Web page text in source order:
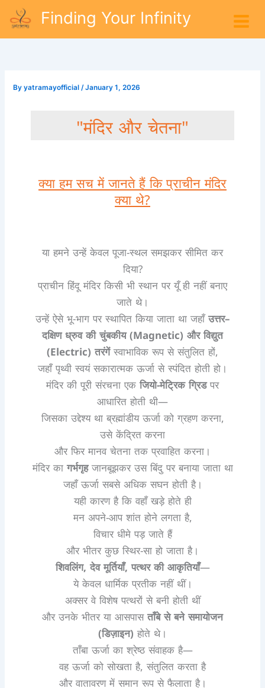
Finding Your Infinity
Byyatramayofficial/January 1, 2026
"मंदिर और चेतना"
क्या हम सच में जानते हैं कि प्राचीन मंदिर
क्या थे?
या हमने उन्हें केवल पूजा-स्थल समझकर सीमित कर
दिया?
प्राचीन हिंदू मंदिर किसी भी स्थान पर यूँ ही नहीं बनाए
जाते थे।
उन्हें ऐसे भू-भाग पर स्थापित किया जाता था जहाँउत्तर–
दक्षिण ध्रुव की चुंबकीय (Magnetic) और विद्युत
(Electric) तरंगेंस्वाभाविक रूप से संतुलित हों,
जहाँ पृथ्वी स्वयं सकारात्मक ऊर्जा से स्पंदित होती हो।
मंदिर की पूरी संरचना एकजियो-मेट्रिक ग्रिडपर
आधारित होती थी—
जिसका उद्देश्य था ब्रह्मांडीय ऊर्जा को ग्रहण करना,
उसे केंद्रित करना
और फिर मानव चेतना तक प्रवाहित करना।
मंदिर कागर्भगृहजानबूझकर उस बिंदु पर बनाया जाता था
जहाँ ऊर्जा सबसे अधिक सघन होती है।
यही कारण है कि वहाँ खड़े होते ही
मन अपने-आप शांत होने लगता है,
विचार धीमे पड़ जाते हैं
और भीतर कुछ स्थिर-सा हो जाता है।
शिवलिंग, देव मूर्तियाँ, पत्थर की आकृतियाँ—
ये केवल धार्मिक प्रतीक नहीं थीं।
अक्सर वे विशेष पत्थरों से बनी होती थीं
और उनके भीतर या आसपासताँबे से बने समायोजन
(डिज़ाइन) होते थे।
ताँबा ऊर्जा का श्रेष्ठ संवाहक है—
वह ऊर्जा को सोखता है, संतुलित करता है
और वातावरण में समान रूप से फैलाता है।